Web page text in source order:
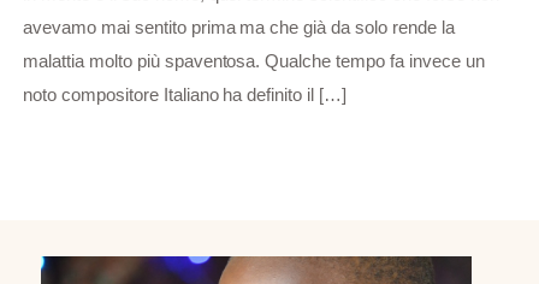
avevamo mai sentito prima ma che già da solo rende la
malattia molto più spaventosa. Qualche tempo fa invece un
noto compositore Italiano ha definito il […]